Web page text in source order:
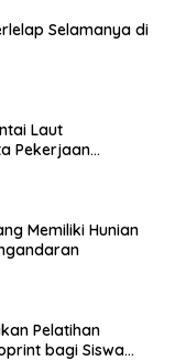
Selamanya di
Laut
Pekerjaan
Memiliki Hunian
Pelatihan
bagi Siswa